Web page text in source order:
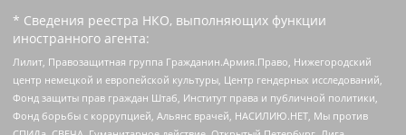
* Сведения реестра НКО, выполняющих функции
иностранного агента:
Лилит, Правозащитная группа Гражданин.Армия.Право, Нижегородский
центр немецкой и европейской культуры, Центр гендерных исследований,
Фонд защиты прав граждан Штаб, Институт права и публичной политики,
Фонд борьбы с коррупцией, Альянс врачей, НАСИЛИЮ.НЕТ, Мы против